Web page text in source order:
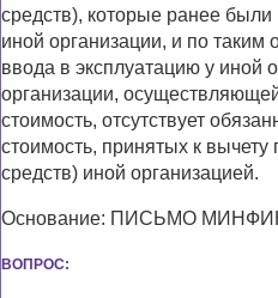
средств), которые ранее
иной организации, и по таким
ввода в эксплуатацию у иной
организации,
стоимость, отсутствует
стоимость, принятых к
средств) иной организацией.
Основание: ПИСЬМО
ВОПРОС: